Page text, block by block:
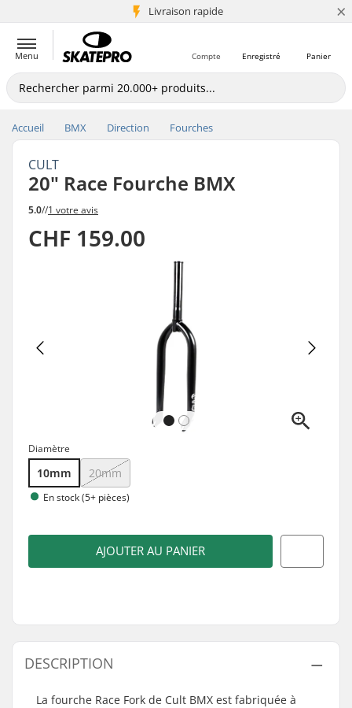
Livraison rapide
+5 mio de clients ×
Menu Panier
Enregistré
Compte
Accueil BMX Direction Fourches
CULT
20" Race Fourche BMX
5.0//1 votre avis
CHF 159.00
Diamètre
10mm 20mm
En stock (5+ pièces)
AJOUTER AU PANIER
DESCRIPTION
La fourche Race Fork de Cult BMX est fabriquée à